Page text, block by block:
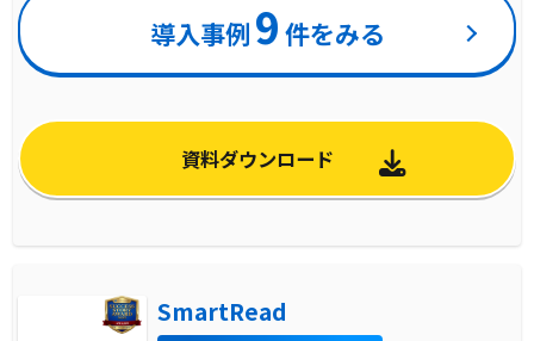
導入事例 9 件をみる
資料ダウンロード
SmartRead